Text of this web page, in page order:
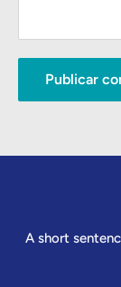
Publicar
A short